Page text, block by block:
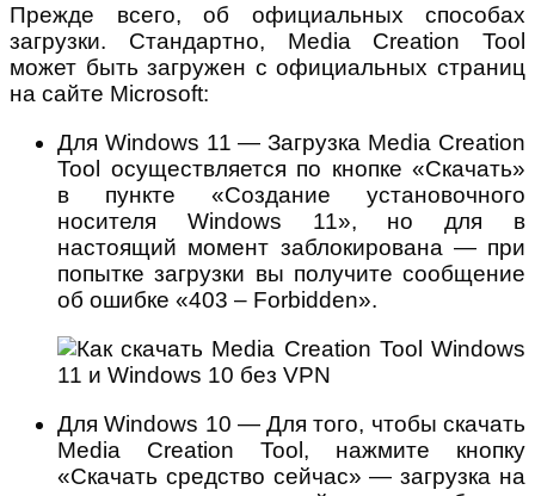
Прежде всего, об официальных способах
загрузки. Стандартно, Media Creation Tool
может быть загружен с официальных страниц
на сайте Microsoft:
Для Windows 11 — Загрузка Media Creation
Tool осуществляется по кнопке «Скачать»
в пункте «Создание установочного
носителя Windows 11», но для в
настоящий момент заблокирована — при
попытке загрузки вы получите сообщение
об ошибке «403 – Forbidden».
Для Windows 10 — Для того, чтобы скачать
Media Creation Tool, нажмите кнопку
«Скачать средство сейчас» — загрузка на